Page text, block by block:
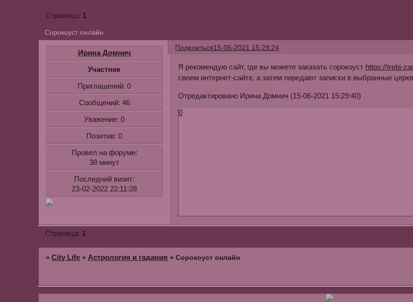
Сорокоуст онлайн
Страница: 1
Поделиться15-06-2021 15:29:24
Ирина Домнич
Участник
Приглашений: 0
Сообщений: 46
Уважение: 0
Позитив: 0
Провел на форуме:
38 минут
Последний визит:
23-02-2022 22:11:28
Я рекомендую сайт, где вы можете заказать сорокоуст https://trebi-
своем интернет-сайте, а затем передают записки в выбранные
Отредактировано Ирина Домнич (15-06-2021 15:29:40)
0
Страница: 1
»City Life » Астрология и гадания »Сорокоуст онлайн